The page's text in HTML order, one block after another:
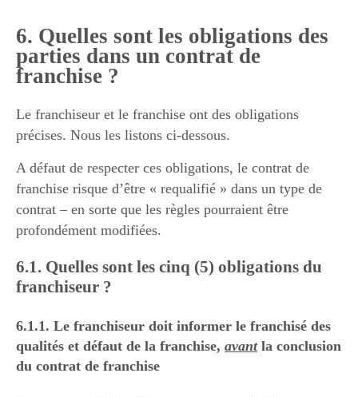
6. Quelles sont les obligations des
parties dans un contrat de
franchise ?
Le franchiseur et le franchise ont des obligations
précises. Nous les listons ci-dessous.
A défaut de respecter ces obligations, le contrat de
franchise risque d’être « requalifié » dans un type de
contrat – en sorte que les règles pourraient être
profondément modifiées.
6.1. Quelles sont les cinq (5) obligations du
franchiseur ?
6.1.1. Le franchiseur doit informer le franchisé des
qualités et défaut de la franchise, avantla conclusion
du contrat de franchise